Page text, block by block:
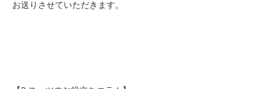
お送りさせていただきます。